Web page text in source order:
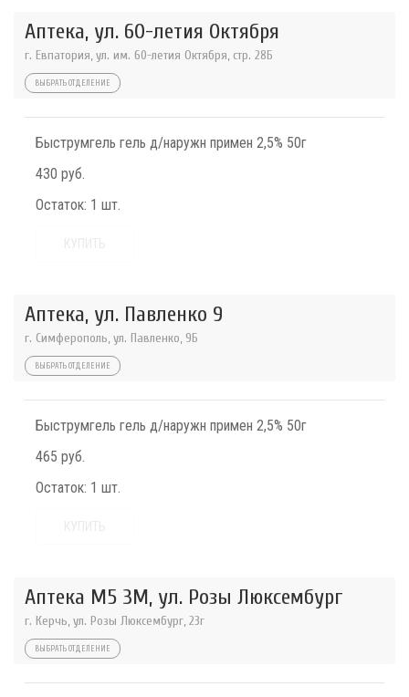
Аптека, ул. 60-летия Октября
г. Евпатория, ул. им. 60-летия Октября, стр. 28Б
ВЫБРАТЬ ОТДЕЛЕНИЕ
Быструмгель гель д/наружн примен 2,5% 50г
430 руб.
Остаток: 1 шт.
Аптека, ул. Павленко 9
г. Симферополь, ул. Павленко, 9Б
ВЫБРАТЬ ОТДЕЛЕНИЕ
Быструмгель гель д/наружн примен 2,5% 50г
465 руб.
Остаток: 1 шт.
Аптека М5 3М, ул. Розы Люксембург
г. Керчь, ул. Розы Люксембург, 23г
ВЫБРАТЬ ОТДЕЛЕНИЕ